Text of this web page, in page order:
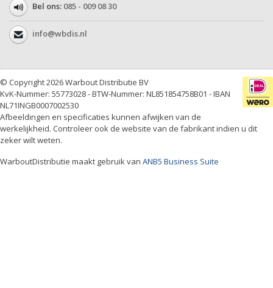
Bel ons: 085 - 009 08 30
info@wbdis.nl
© Copyright 2026 Warbout Distributie BV
KvK-Nummer: 55773028 - BTW-Nummer: NL851854758B01 - IBAN
NL71INGB0007002530
Afbeeldingen en specificaties kunnen afwijken van de
werkelijkheid. Controleer ook de website van de fabrikant indien u dit
zeker wilt weten.
WarboutDistributie maakt gebruik van ANB5 Business Suite